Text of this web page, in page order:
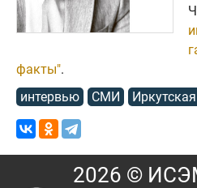
факты".
интервью
СМИ
2026 ©